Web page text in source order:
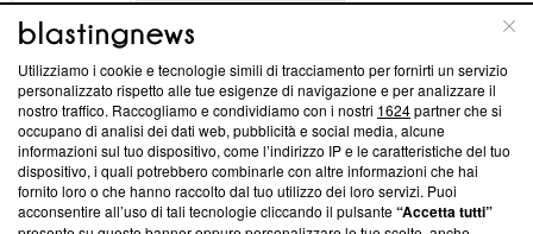
ABOUT
Questa sezione offre informazioni trasparenti su Blasting
News, sui nostri processi editoriali e su come ci impegniamo a
creare news di qualità. Inoltre, afferma la nostra aderenza a
‘Trust Project - News with Integrity’Blasting News non è
ancora membro del programma, ma ha richiesto di farne
parte; Trust Project non ha ancora effettuato una verifica di
Utilizziamo i cookie e tecnologie simili di tracciamento per fornirti un servizio
personalizzato rispetto alle tue esigenze di navigazione e per analizzare il
nostro traffico. Raccogliamo e condividiamo con i nostri 1624partner che si
occupano di analisi dei dati web, pubblicità e social media, alcune
informazioni sul tuo dispositivo, come l’indirizzo IP e le caratteristiche del tuo
dispositivo, i quali potrebbero combinarle con altre informazioni che hai
fornito loro o che hanno raccolto dal tuo utilizzo dei loro servizi. Puoi
acconsentire all’uso di tali tecnologie cliccando il pulsante“Accetta tutti”